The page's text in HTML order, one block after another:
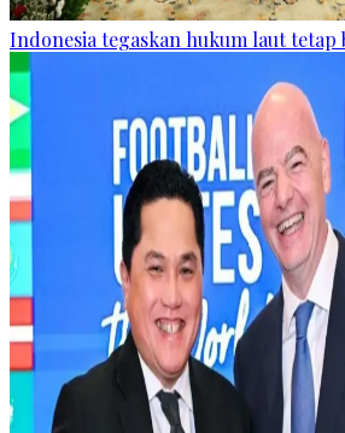
Indonesia tegaskan hukum laut tetap